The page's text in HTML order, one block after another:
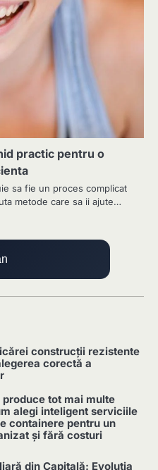
practic pentru o
sa fie un proces complicat
metode care sa ii ajute…
construcții rezistente
corectă a
produce tot mai multe
alegi inteligent serviciile
containere pentru un
și fără costuri
din Capitală: Evoluția